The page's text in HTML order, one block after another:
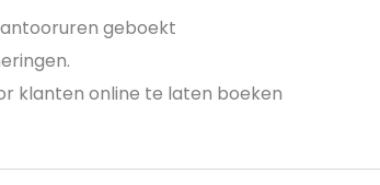
geboekt
klanten online te laten boeken